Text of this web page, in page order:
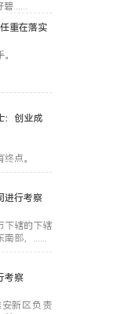
......
重在落实
：创业成
点。
进行考察
下辖的下辖
南部，......
考察
新区负责